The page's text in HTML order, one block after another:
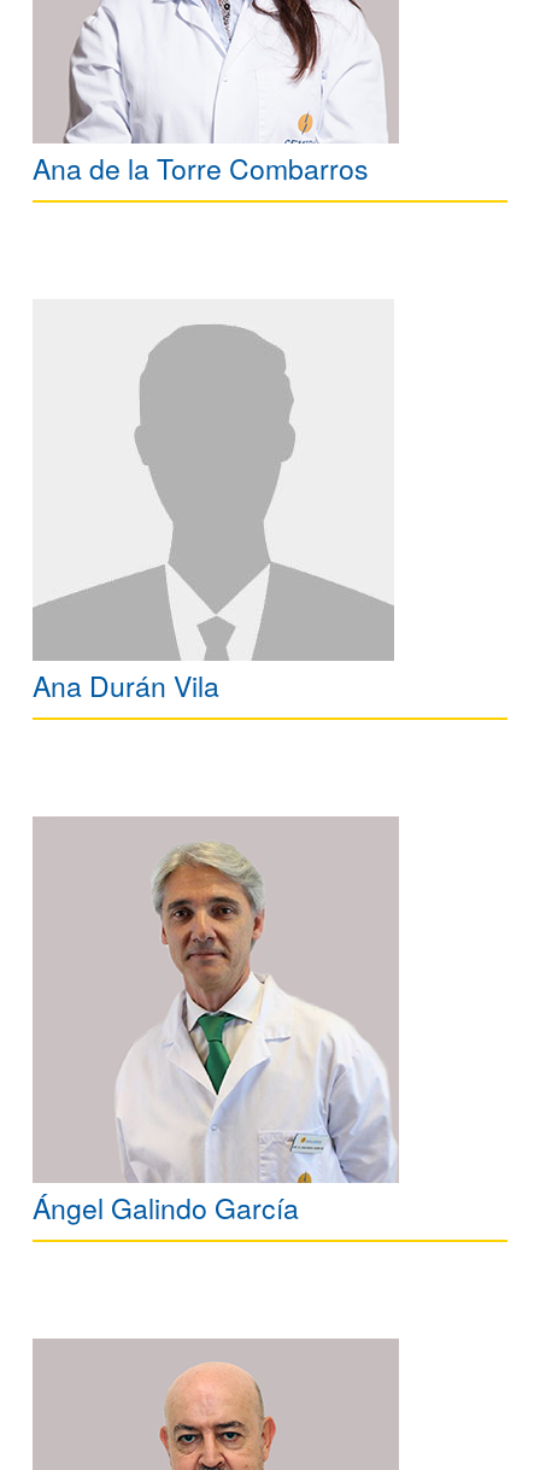
Ana de la Torre Combarros
Ana Durán Vila
Ángel Galindo García